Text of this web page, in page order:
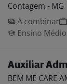
Contagem - MG
A combinar
Ensino
Auxiliar
BEM ME CARE